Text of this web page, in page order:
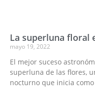
La superluna floral
mayo 19, 2022
El mejor suceso
superluna de las flores,
nocturno que inicia